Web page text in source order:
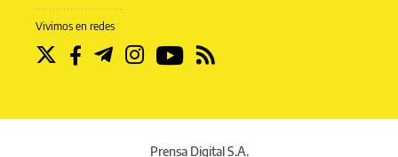
Vivimos en redes
Prensa Digital S.A.